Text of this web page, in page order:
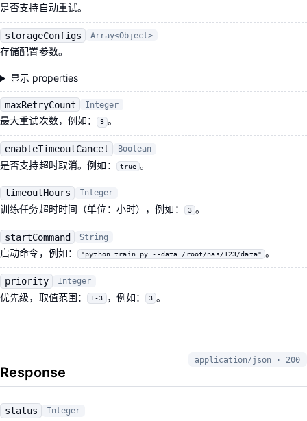
是否支持自动重试。
storageConfigs Array<Object>
存储配置参数。
显示 properties
maxRetryCount Integer
最大重试次数，例如： 3 。
enableTimeoutCancel Boolean
是否支持超时取消。例如： true 。
timeoutHours Integer
训练任务超时时间（单位：小时），例如： 3 。
startCommand String
启动命令，例如： "python train.py --data /root/nas/123/data" 。
priority Integer
优先级，取值范围： 1-3 ，例如： 3 。
Response
application/json · 200
status Integer